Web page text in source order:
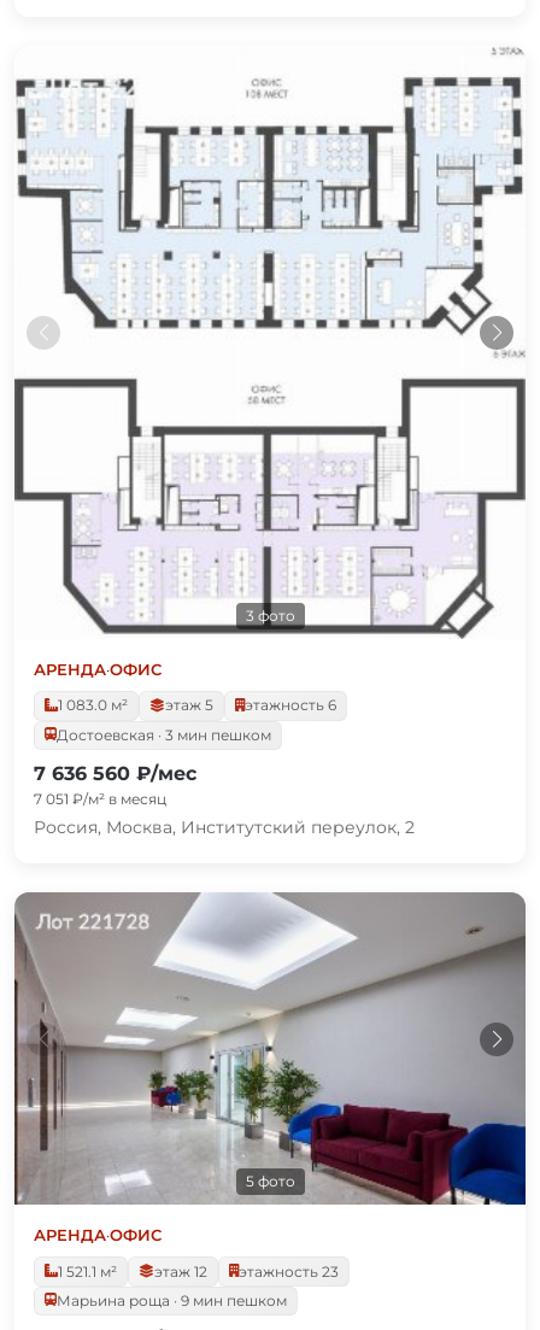
3 фото
АРЕНДА·ОФИС
1 083.0 м²
этаж 5
этажность 6
Достоевская · 3 мин пешком
7 636 560 ₽/мес
7 051 ₽/м² в месяц
Россия, Москва, Институтский переулок, 2
5 фото
АРЕНДА·ОФИС
1 521.1 м²
этаж 12
этажность 23
Марьина роща · 9 мин пешком